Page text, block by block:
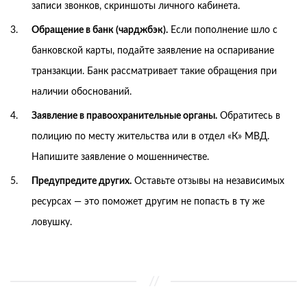
записи звонков, скриншоты личного кабинета.
Обращение в банк (чарджбэк). Если пополнение шло с
банковской карты, подайте заявление на оспаривание
транзакции. Банк рассматривает такие обращения при
наличии обоснований.
Заявление в правоохранительные органы. Обратитесь в
полицию по месту жительства или в отдел «К» МВД.
Напишите заявление о мошенничестве.
Предупредите других. Оставьте отзывы на независимых
ресурсах — это поможет другим не попасть в ту же
ловушку.